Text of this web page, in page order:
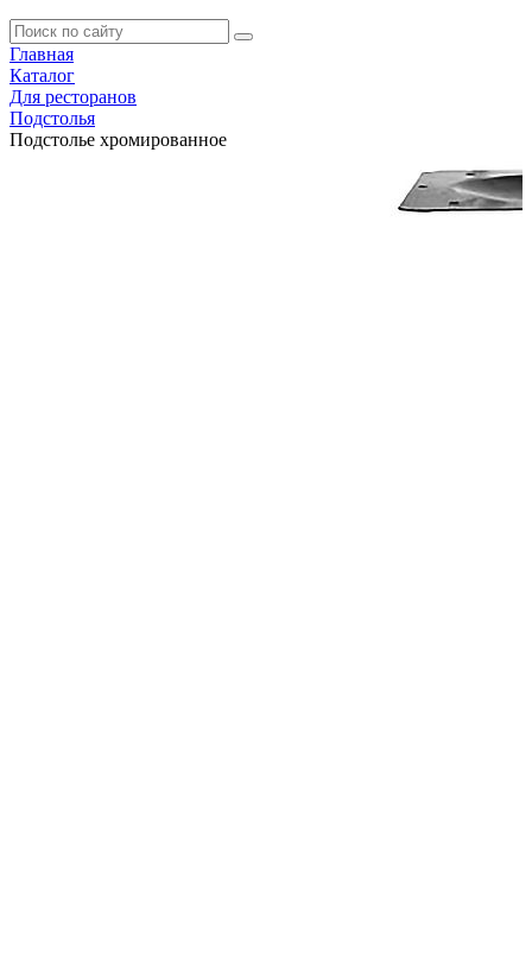
Главная
Каталог
Для ресторанов
Подстолья
Подстолье хромированное